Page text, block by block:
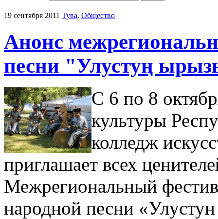
19 сентября 2011 Тува. Общество
Анонс
песни "Улустуң
С 6 по 8
культуры
колледж
приглашает всех
Межрегиональный
народной песни